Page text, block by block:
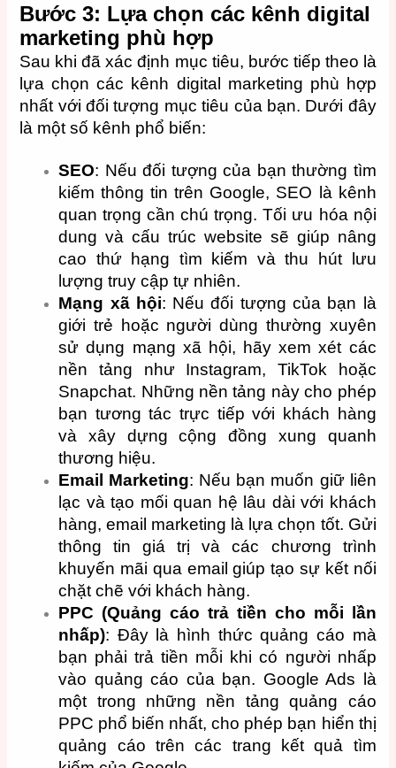
Bước 3: Lựa chọn các kênh digital
marketing phù hợp
Sau khi đã xác định mục tiêu, bước tiếp theo là
lựa chọn các kênh digital marketing phù hợp
nhất với đối tượng mục tiêu của bạn. Dưới đây
là một số kênh phổ biến:
SEO: Nếu đối tượng của bạn thường tìm
kiếm thông tin trên Google, SEO là kênh
quan trọng cần chú trọng. Tối ưu hóa nội
dung và cấu trúc website sẽ giúp nâng
cao thứ hạng tìm kiếm và thu hút lưu
lượng truy cập tự nhiên.
Mạng xã hội: Nếu đối tượng của bạn là
giới trẻ hoặc người dùng thường xuyên
sử dụng mạng xã hội, hãy xem xét các
nền tảng như Instagram, TikTok hoặc
Snapchat. Những nền tảng này cho phép
bạn tương tác trực tiếp với khách hàng
và xây dựng cộng đồng xung quanh
thương hiệu.
Email Marketing: Nếu bạn muốn giữ liên
lạc và tạo mối quan hệ lâu dài với khách
hàng, email marketing là lựa chọn tốt. Gửi
thông tin giá trị và các chương trình
khuyến mãi qua email giúp tạo sự kết nối
chặt chẽ với khách hàng.
PPC (Quảng cáo trả tiền cho mỗi lần
nhấp): Đây là hình thức quảng cáo mà
bạn phải trả tiền mỗi khi có người nhấp
vào quảng cáo của bạn. Google Ads là
một trong những nền tảng quảng cáo
PPC phổ biến nhất, cho phép bạn hiển thị
quảng cáo trên các trang kết quả tìm